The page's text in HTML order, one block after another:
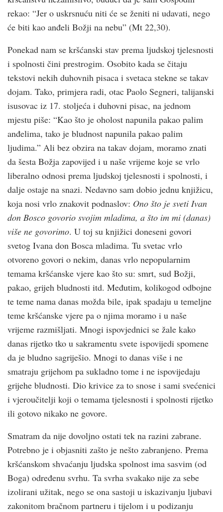
rekao: “Jer o uskrsnuću niti će se ženiti ni udavati, nego
će biti kao anđeli Božji na nebu” (Mt 22,30).
Ponekad nam se krš­ćanski stav prema ljudskoj tjelesnosti
i spolnosti čini prestrogim. Osobito kada se čitaju
tekstovi nekih duhovnih pisaca i svetaca stekne se takav
dojam. Tako, primjera radi, otac Paolo Segneri, talijanski
isusovac iz 17. stoljeća i duhovni pisac, na jednom
mjestu piše: “Kao što je oholost napunila pakao palim
anđelima, tako je bludnost napunila pakao palim
ljudima.” Ali bez obzira na takav dojam, moramo znati
da šesta Božja zapovijed i u naše vrijeme koje se vrlo
liberalno odnosi prema ljudskoj tjelesnosti i spolnosti, i
dalje ostaje na snazi. Nedavno sam dobio jednu knjižicu,
koja nosi vrlo znakovit podnaslov: Ono što je sveti Ivan
don Bosco govorio svojim mladima, a što im mi (danas)
više ne govorimo. U toj su knjižici doneseni govori
svetog Ivana don Bosca mladima. Tu svetac vrlo
otvoreno govori o nekim, danas vrlo nepopularnim
temama krš­ćanske vjere kao što su: smrt, sud Božji,
pakao, grijeh bludnosti itd. Međutim, kolikogod odbojne
te teme nama danas možda bile, ipak spadaju u temeljne
teme krš­ćanske vjere pa o njima moramo i u naše
vrijeme razmišljati. Mnogi ispovjednici se žale kako
danas rijetko tko u sakramentu svete ispovijedi spomene
da je bludno sagriješio. Mnogi to danas više i ne
smatraju grijehom pa sukladno tome i ne ispovijedaju
grijehe bludnosti. Dio krivice za to snose i sami svećenici
i vjeroučitelji koji o temama tjelesnosti i spolnosti rijetko
ili gotovo nikako ne govore.
Smatram da nije dovoljno ostati tek na razini zabrane.
Potrebno je i objasniti zašto je nešto zabranjeno. Prema
krš­ćanskom shvaćanju ljudska spolnost ima sasvim (od
Boga) određenu svrhu. Ta svrha svakako nije za sebe
izolirani užitak, nego se ona sastoji u iskazivanju ljubavi
zakonitom bračnom partneru i tijelom i u podizanju